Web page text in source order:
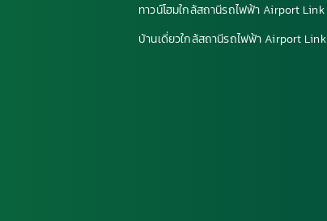
ทาวน์โฮมใกล้สถานีรถไฟฟ้า Airport Link
บ้านเดี่ยวใกล้สถานีรถไฟฟ้า Airport Link